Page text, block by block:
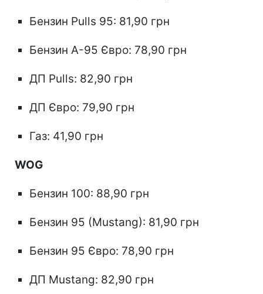
Бензин Pulls 95: 81,90 грн
Бензин А-95 Євро: 78,90 грн
ДП Pulls: 82,90 грн
ДП Євро: 79,90 грн
Газ: 41,90 грн
WOG
Бензин 100: 88,90 грн
Бензин 95 (Mustang): 81,90 грн
Бензин 95 Євро: 78,90 грн
ДП Mustang: 82,90 грн